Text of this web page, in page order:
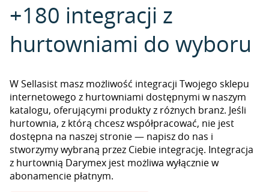
+180 integracji z
hurtowniami do wyboru
W Sellasist masz możliwość integracji Twojego sklepu
internetowego z hurtowniami dostępnymi w naszym
katalogu, oferującymi produkty z różnych branż. Jeśli
hurtownia, z którą chcesz współpracować, nie jest
dostępna na naszej stronie — napisz do nas i
stworzymy wybraną przez Ciebie integrację. Integracja
z hurtownią Darymex jest możliwa wyłącznie w
abonamencie płatnym.